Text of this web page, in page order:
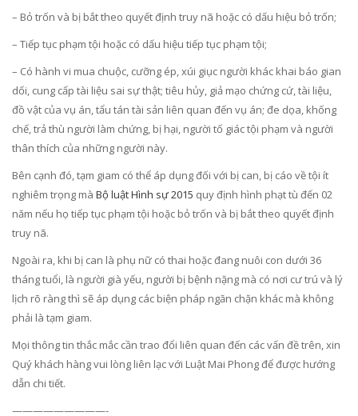
– Bỏ trốn và bị bắt theo quyết định truy nã hoặc có dấu hiệu bỏ trốn;
– Tiếp tục phạm tội hoặc có dấu hiệu tiếp tục phạm tội;
– Có hành vi mua chuộc, cưỡng ép, xúi giục người khác khai báo gian
dối, cung cấp tài liệu sai sự thật; tiêu hủy, giả mạo chứng cứ, tài liệu,
đồ vật của vụ án, tẩu tán tài sản liên quan đến vụ án; đe dọa, khống
chế, trả thù người làm chứng, bị hại, người tố giác tội phạm và người
thân thích của những người này.
Bên cạnh đó, tạm giam có thể áp dụng đối với bị can, bị cáo về tội ít
nghiêm trọng mà Bộ luật Hình sự 2015 quy định hình phạt tù đến 02
năm nếu họ tiếp tục phạm tội hoặc bỏ trốn và bị bắt theo quyết định
truy nã.
Ngoài ra, khi bị can là phụ nữ có thai hoặc đang nuôi con dưới 36
tháng tuổi, là người già yếu, người bị bệnh nặng mà có nơi cư trú và lý
lịch rõ ràng thì sẽ áp dụng các biện pháp ngăn chặn khác mà không
phải là tạm giam.
Mọi thông tin thắc mắc cần trao đổi liên quan đến các vấn đề trên, xin
Quý khách hàng vui lòng liên lạc với Luật Mai Phong để được hướng
dẫn chi tiết.
—————————-